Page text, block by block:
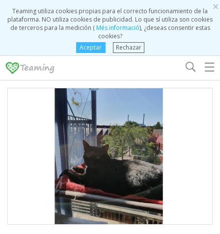
×
Teaming utiliza cookies propias para el correcto funcionamiento de la
plataforma. NO utiliza cookies de publicidad. Lo que sí utiliza son cookies
de terceros para la medición (Més informació), ¿deseas consentir estas
cookies?
Aceptar
Rechazar
☰